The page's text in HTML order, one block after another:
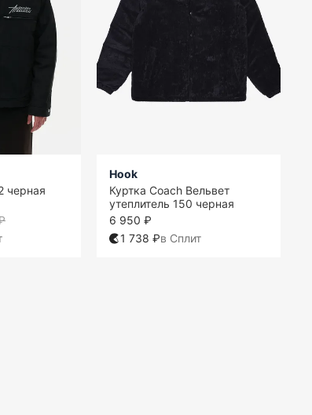
черная
Hook
Куртка Coach Вельвет
утеплитель 150 черная
6 950 ₽
1 738 ₽в Сплит